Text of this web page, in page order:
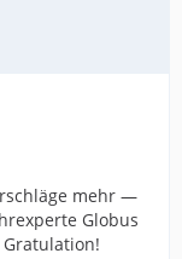
mehr —
Globus